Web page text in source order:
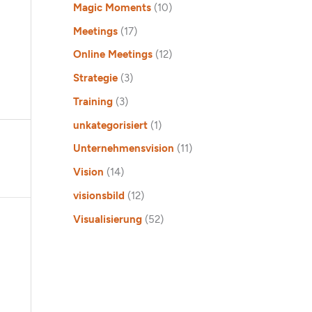
Magic Moments(10)
Meetings(17)
Online Meetings(12)
Strategie(3)
Training(3)
unkategorisiert(1)
Unternehmensvision (11)
Vision (14)
visionsbild (12)
Visualisierung(52)